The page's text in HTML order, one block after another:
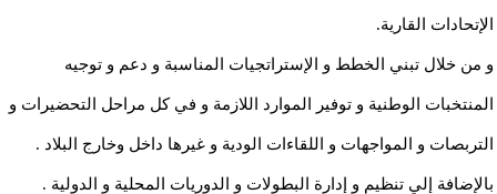
الإتحادات القارية.
و من خلال تبني الخطط و الإستراتجيات المناسبة و دعم و توجيه
المنتخبات الوطنية و توفير الموارد اللازمة و في كل مراحل التحضيرات و
التربصات و المواجهات و اللقاءات الودية و غيرها داخل وخارج البلاد .
بالإضافة إلي تنظيم و إدارة البطولات و الدوريات المحلية و الدولية .